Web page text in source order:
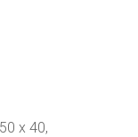
x 40,